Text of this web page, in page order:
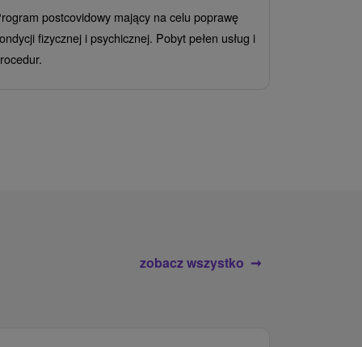
postcovidowy mający na celu poprawę
fizycznej i psychicznej. Pobyt pełen usług i
zobacz wszystko